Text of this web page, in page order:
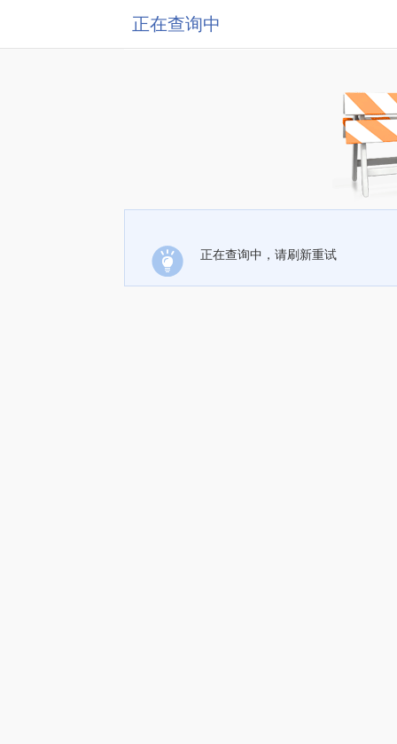
正在查询中
正在查询中，请刷新重试